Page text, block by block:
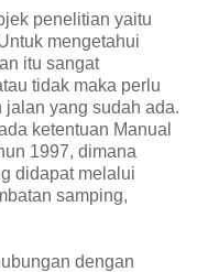
penelitian yaitu
mengetahui
itu sangat
tidak maka perlu
yang sudah ada.
ketentuan Manual
1997, dimana
didapat melalui
samping,
dengan